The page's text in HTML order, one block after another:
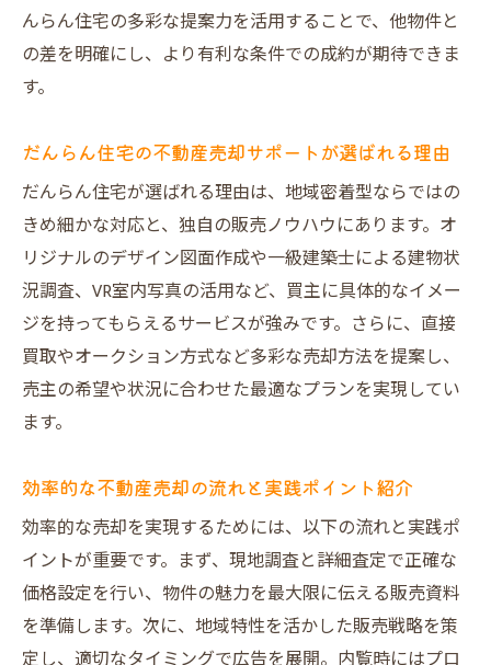
だんらん住宅による安心の取引サポート術
不動産売却を支えるだんらん住宅の対応力
感
専任担当によるきめ細やかな売却サポート
初めての不動産売却でも安心の相談体制
売却手続きの流れを丁寧にサポートする魅
力
不動産売却後のアフターケアも万全の体制
地域特性を活かした売却のコツを徹底紹介
地域ニーズに合った不動産売却成功の秘訣
不動産売却に強い地域密着型サービスの利
点
物件ごとの特性を活かす不動産売却アプロ
ーチ
大阪市の不動産売却で競合と差をつける方
んらん住宅の多彩な提案力を活用することで、他物件と
の差を明確にし、より有利な条件での成約が期待できま
す。
だんらん住宅の不動産売却サポートが選ばれる理由
だんらん住宅が選ばれる理由は、地域密着型ならではの
きめ細かな対応と、独自の販売ノウハウにあります。オ
リジナルのデザイン図面作成や一級建築士による建物状
況調査、VR室内写真の活用など、買主に具体的なイメー
ジを持ってもらえるサービスが強みです。さらに、直接
買取やオークション方式など多彩な売却方法を提案し、
売主の希望や状況に合わせた最適なプランを実現してい
ます。
効率的な不動産売却の流れと実践ポイント紹介
効率的な売却を実現するためには、以下の流れと実践ポ
イントが重要です。まず、現地調査と詳細査定で正確な
価格設定を行い、物件の魅力を最大限に伝える販売資料
を準備します。次に、地域特性を活かした販売戦略を策